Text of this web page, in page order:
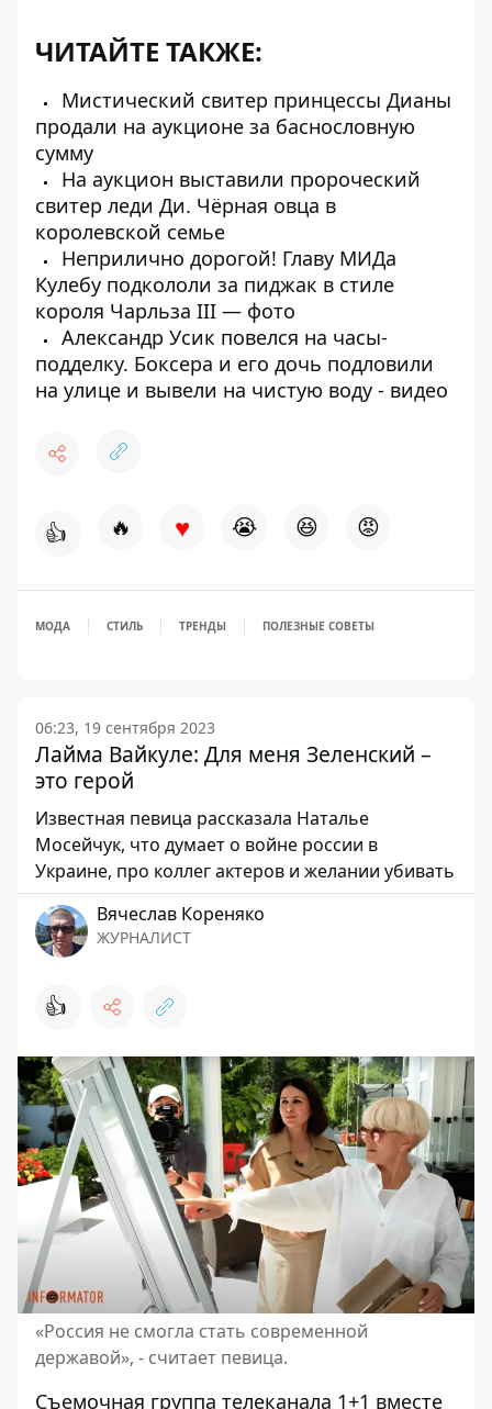
ЧИТАЙТЕ ТАКЖЕ:
Мистический свитер принцессы Дианы
продали на аукционе за баснословную
сумму
На аукцион выставили пророческий
свитер леди Ди. Чёрная овца в
королевской семье
Неприлично дорогой! Главу МИДа
Кулебу подкололи за пиджак в стиле
короля Чарльза III — фото
Александр Усик повелся на часы-
подделку. Боксера и его дочь подловили
на улице и вывели на чистую воду - видео
👍 🔥 ♥ 😭 😆 😡
МОДА СТИЛЬ ТРЕНДЫ ПОЛЕЗНЫЕ СОВЕТЫ
06:23, 19 сентября 2023
Лайма Вайкуле: Для меня Зеленский –
это герой
Известная певица рассказала Наталье
Мосейчук, что думает о войне россии в
Украине, про коллег актеров и желании убивать
Вячеслав Кореняко
ЖУРНАЛИСТ
👍
«Россия не смогла стать современной
державой», - считает певица.
Съемочная группа телеканала 1+1 вместе